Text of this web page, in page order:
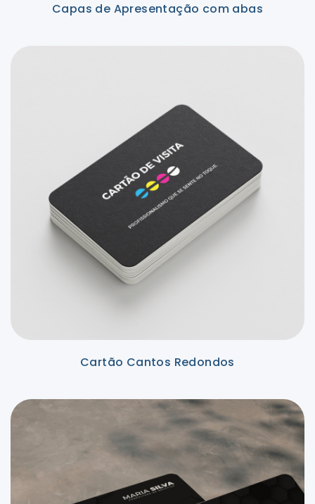
Capas de Apresentação com abas
Cartão Cantos Redondos